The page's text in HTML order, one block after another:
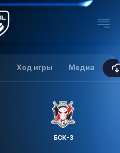
Ход игры Медиа
БСК-3